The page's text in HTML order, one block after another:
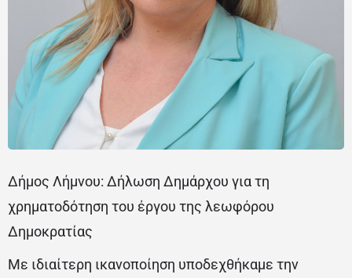
Δήμος Λήμνου: Δήλωση Δημάρχου για τη
χρηματοδότηση του έργου της λεωφόρου
Δημοκρατίας
Με ιδιαίτερη ικανοποίηση υποδεχθήκαμε την